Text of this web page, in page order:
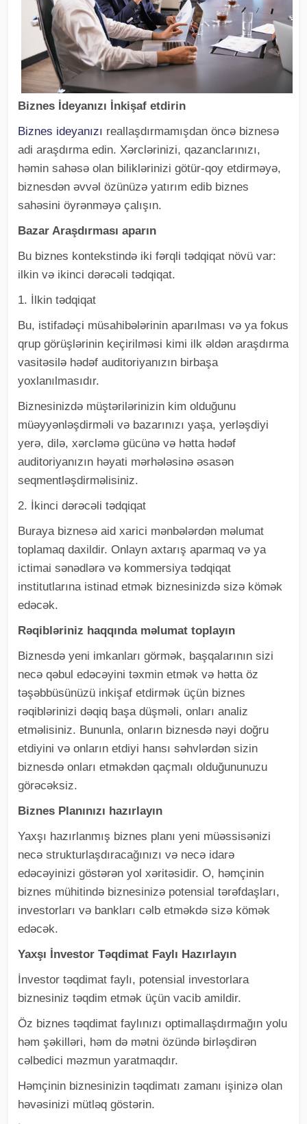
Biznes İdeyanızı İnkişaf etdirin
Biznes ideyanızı reallaşdırmamışdan öncə biznesə
adi araşdırma edin. Xərclərinizi, qazanclarınızı,
həmin sahəsə olan biliklərinizi götür-qoy etdirməyə,
biznesdən əvvəl özünüzə yatırım edib biznes
sahəsini öyrənməyə çalışın.
Bazar Araşdırması aparın
Bu biznes kontekstində iki fərqli tədqiqat növü var:
ilkin və ikinci dərəcəli tədqiqat.
1. İlkin tədqiqat
Bu, istifadəçi müsahibələrinin aparılması və ya fokus
qrup görüşlərinin keçirilməsi kimi ilk əldən araşdırma
vasitəsilə hədəf auditoriyanızın birbaşa
yoxlanılmasıdır.
Biznesinizdə müştərilərinizin kim olduğunu
müəyyənləşdirməli və bazarınızı yaşa, yerləşdiyi
yerə, dilə, xərcləmə gücünə və hətta hədəf
auditoriyanızın həyati mərhələsinə əsasən
seqmentləşdirməlisiniz.
2. İkinci dərəcəli tədqiqat
Buraya biznesə aid xarici mənbələrdən məlumat
toplamaq daxildir. Onlayn axtarış aparmaq və ya
ictimai sənədlərə və kommersiya tədqiqat
institutlarına istinad etmək biznesinizdə sizə kömək
edəcək.
Rəqibləriniz haqqında məlumat toplayın
Biznesdə yeni imkanları görmək, başqalarının sizi
necə qəbul edəcəyini təxmin etmək və hətta öz
təşəbbüsünüzü inkişaf etdirmək üçün biznes
rəqiblərinizi dəqiq başa düşməli, onları analiz
etməlisiniz. Bununla, onların biznesdə nəyi doğru
etdiyini və onların etdiyi hansı səhvlərdən sizin
biznesdə onları etməkdən qaçmalı olduğununuzu
görəcəksiz.
Biznes Planınızı hazırlayın
Yaxşı hazırlanmış biznes planı yeni müəssisənizi
necə strukturlaşdıracağınızı və necə idarə
edəcəyinizi göstərən yol xəritəsidir. O, həmçinin
biznes mühitində biznesinizə potensial tərəfdaşları,
investorları və bankları cəlb etməkdə sizə kömək
edəcək.
Yaxşı İnvestor Təqdimat Faylı Hazırlayın
İnvestor təqdimat faylı, potensial investorlara
biznesiniz təqdim etmək üçün vacib amildir.
Öz biznes təqdimat faylınızı optimallaşdırmağın yolu
həm şəkilləri, həm də mətni özündə birləşdirən
cəlbedici məzmun yaratmaqdır.
Həmçinin biznesinizin təqdimatı zamanı işinizə olan
həvəsinizi mütləq göstərin.